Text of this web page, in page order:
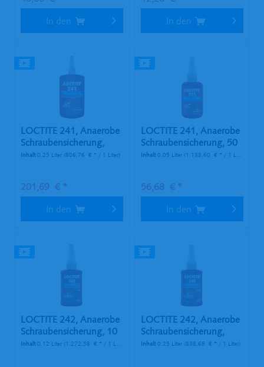
In den
In den
LOCTITE 241, Anaerobe
Schraubensicherung,
250...
Inhalt0.25 Liter (806,76 € * / 1 Liter)
201,69 € *
In den
LOCTITE 241, Anaerobe
Schraubensicherung, 50
ml...
Inhalt0.05 Liter (1.133,60 € * / 1 Liter)
56,68 € *
In den
LOCTITE 242, Anaerobe
Schraubensicherung, 10
ml...
Inhalt0.12 Liter (1.272,58 € * / 1 Liter)
LOCTITE 242, Anaerobe
Schraubensicherung,
250...
Inhalt0.25 Liter (838,68 € * / 1 Liter)